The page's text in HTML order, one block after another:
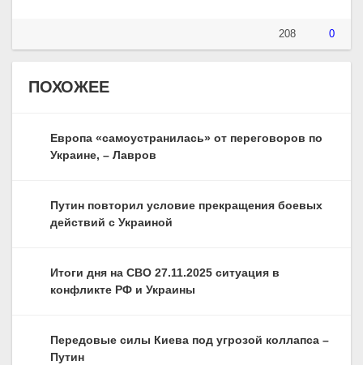
208 0
ПОХОЖЕЕ
Европа «самоустранилась» от переговоров по
Украине, – Лавров
Путин повторил условие прекращения боевых
действий с Украиной
Итоги дня на СВО 27.11.2025 ситуация в
конфликте РФ и Украины
Передовые силы Киева под угрозой коллапса –
Путин